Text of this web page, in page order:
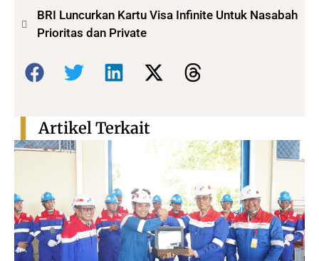
BRI Luncurkan Kartu Visa Infinite Untuk Nasabah
Prioritas dan Private
Bagikan:
Artikel Terkait